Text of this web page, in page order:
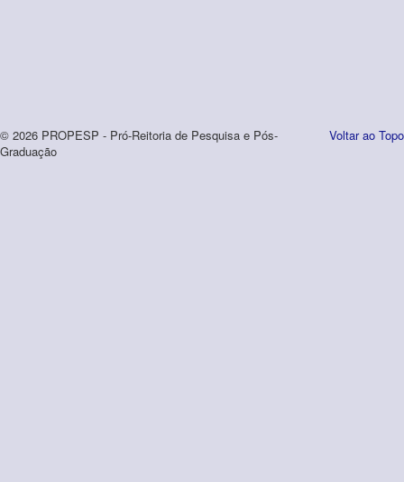
Voltar ao Topo
© 2026 PROPESP - Pró-Reitoria de Pesquisa e Pós-
Graduação